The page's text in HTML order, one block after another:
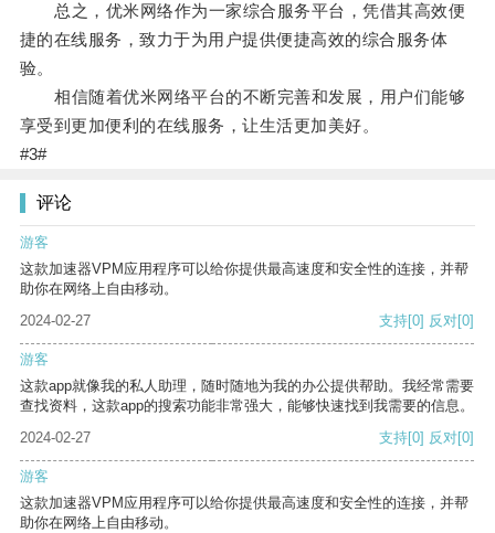
总之，优米网络作为一家综合服务平台，凭借其高效便
捷的在线服务，致力于为用户提供便捷高效的综合服务体
验。
相信随着优米网络平台的不断完善和发展，用户们能够
享受到更加便利的在线服务，让生活更加美好。
#3#
评论
游客
这款加速器VPM应用程序可以给你提供最高速度和安全性的连接，并帮
助你在网络上自由移动。
2024-02-27
支持[0] 反对[0]
游客
这款app就像我的私人助理，随时随地为我的办公提供帮助。我经常需要
查找资料，这款app的搜索功能非常强大，能够快速找到我需要的信息。
2024-02-27
支持[0] 反对[0]
游客
这款加速器VPM应用程序可以给你提供最高速度和安全性的连接，并帮
助你在网络上自由移动。